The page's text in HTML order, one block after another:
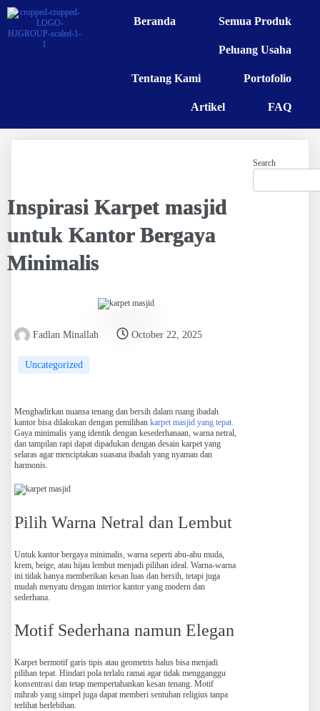
Beranda Semua Produk
Peluang Usaha
Tentang Kami Portofolio
Artikel FAQ
Inspirasi Karpet masjid
untuk Kantor Bergaya
Minimalis
Fadlan Minallah October 22, 2025
Uncategorized
Menghadirkan nuansa tenang dan bersih dalam ruang ibadah
kantor bisa dilakukan dengan pemilihan karpet masjid yang tepat.
Gaya minimalis yang identik dengan kesederhanaan, warna netral,
dan tampilan rapi dapat dipadukan dengan desain karpet yang
selaras agar menciptakan suasana ibadah yang nyaman dan
harmonis.
Pilih Warna Netral dan Lembut
Untuk kantor bergaya minimalis, warna seperti abu-abu muda,
krem, beige, atau hijau lembut menjadi pilihan ideal. Warna-warna
ini tidak hanya memberikan kesan luas dan bersih, tetapi juga
mudah menyatu dengan interior kantor yang modern dan
sederhana.
Motif Sederhana namun Elegan
Karpet bermotif garis tipis atau geometris halus bisa menjadi
pilihan tepat. Hindari pola terlalu ramai agar tidak mengganggu
konsentrasi dan tetap mempertahankan kesan tenang. Motif
mihrab yang simpel juga dapat memberi sentuhan religius tanpa
terlihat berlebihan.
Search